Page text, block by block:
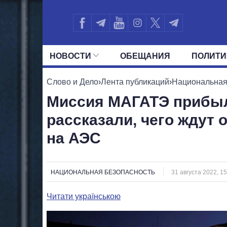
НОВОСТИ ОБЕЩАНИЯ
ВСЕ ПОЛИТИКИ ПРЕЗИДЕНТ И
Слово и Дело›Лента публикаций›
Миссия МАГАТЭ
рассказали, чего ждут
на АЭС
НАЦИОНАЛЬНАЯ БЕЗОПАСНОСТЬ 31 августа 2022,
Читати українською